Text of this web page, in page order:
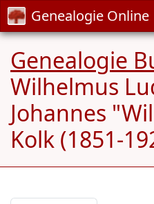
Genealogie Online
Genealogie
Wilhelmus
Johannes
Kolk (1851-